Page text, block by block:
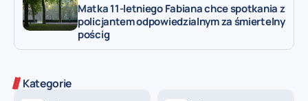
Matka 11-letniego Fabiana chce spotkania z
policjantem odpowiedzialnym za śmiertelny
pościg
Kategorie